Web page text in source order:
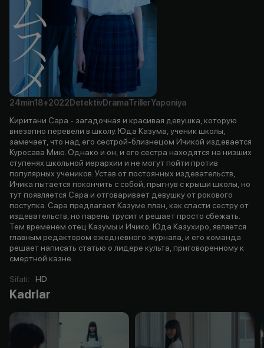
24min18+2022 DetektivDramaTrillerYaponiya
Киритани Сара - загадочная и красивая девушка, которую
внезапно перевели в школу. Юда Казума, ученик школы,
замечает, что над его сестрой-близнецом Ичикой издевается
Куросава Мию. Однако и он, и его сестра находятся на низших
ступенях школьной иерархии и не могут пойти против
популярных учеников. Устав от постоянных издевательств,
Ичика пытается покончить с собой, прыгнув с крыши школы, но
тут появляется Сара и отговаривает девушку от рокового
поступка. Сара предлагает Казуме план, как спасти сестру от
издевательств, но парень трусит и решает просто сбежать.
Тем временем отец Казумы и Ичико, Юда Казухиро, является
главным редактором ежедневного журнала, и его команда
решает написать статью о лидере культа, приговоренному к
смертной казне.
Sifati: HD
Kadrlar